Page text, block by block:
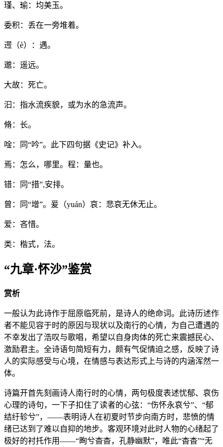
瑾、瑜：均美玉。
委积：丢在一旁堆着。
遌（è）：遇。
邈：遥远。
大故：死亡。
汩：指水流疾貌，或为水的急流声。
脩：长。
唫：同“吟”。此下四句据《史记》补入。
焉：怎么，哪里。程：量也。
错：同“措”,安排。
曾：同“增”。爰（yuán）哀：悲哀无休无止。
爱：吝惜。
类：楷式，法。
“九章·怀沙”鉴赏
赏析
一般认为此诗作于屈原临死前，是诗人的绝命词。此诗历述作
者不能见容于时的原因与现状以及南行的心情，为自己遭遇的
不幸发出了浩叹与歌唱，希望以自身肉体的死亡来震撼民心、
激励君主。全诗语句简短有力，颇有气促情迫之感，反映了诗
人的实际感受与心境，在情感与表达形式上与诗的内涵浑然一
体。
诗篇开首先刻画诗人南行时的心情，两句极度表述忧郁、哀伤
心理的诗句，一下子扣住了读者的心弦：“伤怀永哀兮”、“郁
结纡轸兮”，——表明诗人在初夏时节步向南方时，悲愤的情
绪已达到了难以自抑的地步。客观环境对此时人物的心绪起了
极好的衬托作用——“眴兮杳杳，孔静幽默”，唯此“杳杳”“无